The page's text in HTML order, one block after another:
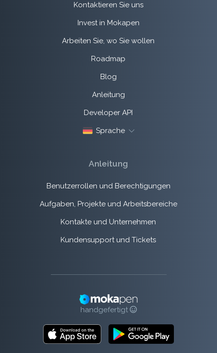
Kontaktieren Sie uns
Invest in Mokapen
Arbeiten Sie, wo Sie wollen
Roadmap
Blog
Anleitung
Developer API
Sprache
Anleitung
Benutzerrollen und Berechtigungen
Aufgaben, Projekte und Arbeitsbereiche
Kontakte und Unternehmen
Kundensupport und Tickets
handgefertigt